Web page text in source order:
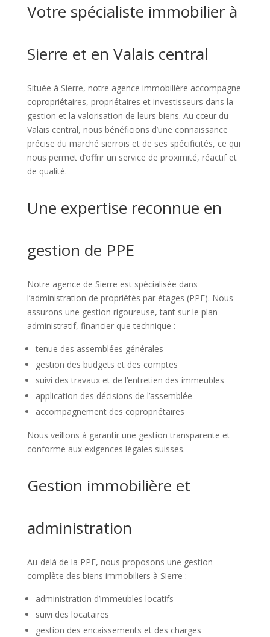
Votre spécialiste immobilier à
Sierre et en Valais central
Située à Sierre, notre agence immobilière accompagne
copropriétaires, propriétaires et investisseurs dans la
gestion et la valorisation de leurs biens. Au cœur du
Valais central, nous bénéficions d’une connaissance
précise du marché sierrois et de ses spécificités, ce qui
nous permet d’offrir un service de proximité, réactif et
de qualité.
Une expertise reconnue en
gestion de PPE
Notre agence de Sierre est spécialisée dans
l’administration de propriétés par étages (PPE). Nous
assurons une gestion rigoureuse, tant sur le plan
administratif, financier que technique :
tenue des assemblées générales
gestion des budgets et des comptes
suivi des travaux et de l’entretien des immeubles
application des décisions de l’assemblée
accompagnement des copropriétaires
Nous veillons à garantir une gestion transparente et
conforme aux exigences légales suisses.
Gestion immobilière et
administration
Au-delà de la PPE, nous proposons une gestion
complète des biens immobiliers à Sierre :
administration d’immeubles locatifs
suivi des locataires
gestion des encaissements et des charges